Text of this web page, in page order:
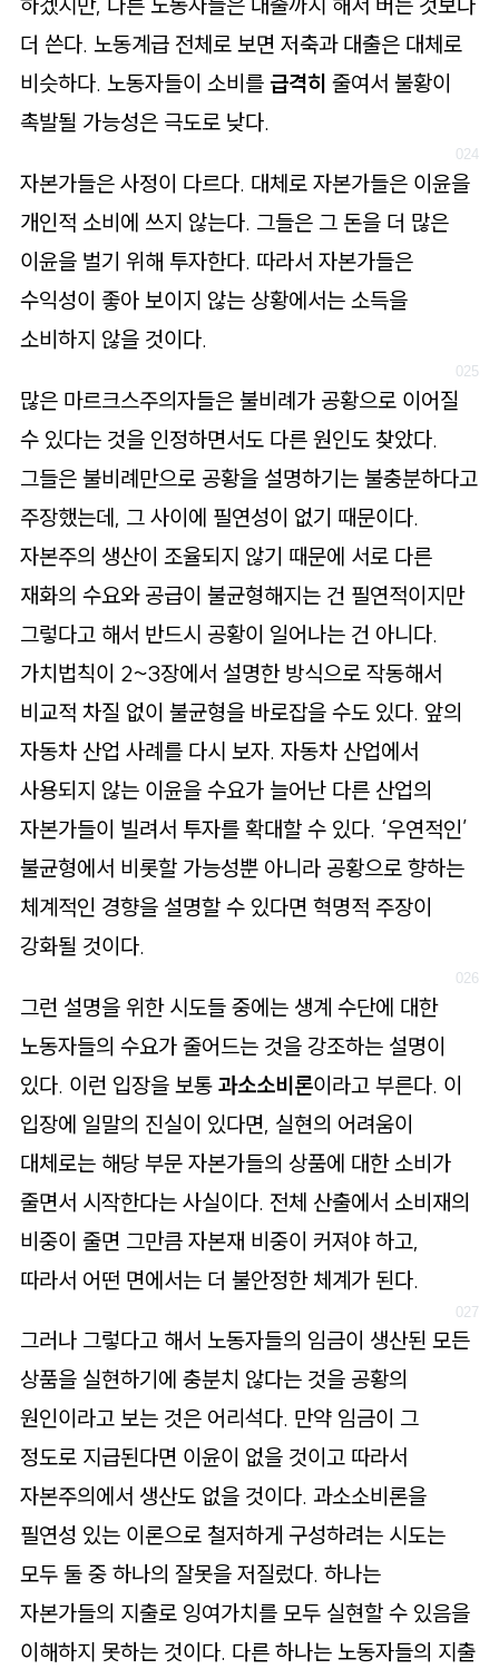
더 쓴다. 노동계급 전체로 보면 저축과 대출은 대체로
비슷하다. 노동자들이 소비를 급격히 줄여서 불황이
촉발될 가능성은 극도로 낮다.
자본가들은 사정이 다르다. 대체로 자본가들은 이윤을
개인적 소비에 쓰지 않는다. 그들은 그 돈을 더 많은
이윤을 벌기 위해 투자한다. 따라서 자본가들은
수익성이 좋아 보이지 않는 상황에서는 소득을
소비하지 않을 것이다.
많은 마르크스주의자들은 불비례가 공황으로 이어질
수 있다는 것을 인정하면서도 다른 원인도 찾았다.
그들은 불비례만으로 공황을 설명하기는 불충분하다고
주장했는데, 그 사이에 필연성이 없기 때문이다.
자본주의 생산이 조율되지 않기 때문에 서로 다른
재화의 수요와 공급이 불균형해지는 건 필연적이지만
그렇다고 해서 반드시 공황이 일어나는 건 아니다.
가치법칙이 2~3장에서 설명한 방식으로 작동해서
비교적 차질 없이 불균형을 바로잡을 수도 있다. 앞의
자동차 산업 사례를 다시 보자. 자동차 산업에서
사용되지 않는 이윤을 수요가 늘어난 다른 산업의
자본가들이 빌려서 투자를 확대할 수 있다. ‘우연적인’
불균형에서 비롯할 가능성뿐 아니라 공황으로 향하는
체계적인 경향을 설명할 수 있다면 혁명적 주장이
강화될 것이다.
그런 설명을 위한 시도들 중에는 생계 수단에 대한
노동자들의 수요가 줄어드는 것을 강조하는 설명이
있다. 이런 입장을 보통 과소소비론이라고 부른다. 이
입장에 일말의 진실이 있다면, 실현의 어려움이
대체로는 해당 부문 자본가들의 상품에 대한 소비가
줄면서 시작한다는 사실이다. 전체 산출에서 소비재의
비중이 줄면 그만큼 자본재 비중이 커져야 하고,
따라서 어떤 면에서는 더 불안정한 체계가 된다.
그러나 그렇다고 해서 노동자들의 임금이 생산된 모든
상품을 실현하기에 충분치 않다는 것을 공황의
원인이라고 보는 것은 어리석다. 만약 임금이 그
정도로 지급된다면 이윤이 없을 것이고 따라서
자본주의에서 생산도 없을 것이다. 과소소비론을
필연성 있는 이론으로 철저하게 구성하려는 시도는
모두 둘 중 하나의 잘못을 저질렀다. 하나는
자본가들의 지출로 잉여가치를 모두 실현할 수 있음을
이해하지 못하는 것이다. 다른 하나는 노동자들의 지출